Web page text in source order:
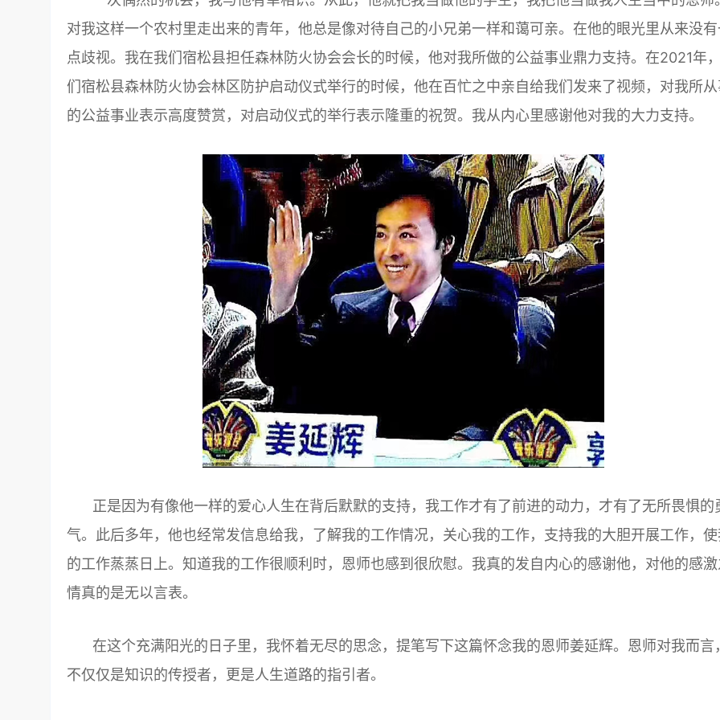
对我这样一个农村里走出来的青年，他总是像对待自己的小兄弟一样和蔼可亲。在他的眼光里从来没
点歧视。我在我们宿松县担任森林防火协会会长的时候，他对我所做的公益事业鼎力支持。在2021年
们宿松县森林防火协会林区防护启动仪式举行的时候，他在百忙之中亲自给我们发来了视频，对我所
的公益事业表示高度赞赏，对启动仪式的举行表示隆重的祝贺。我从内心里感谢他对我的大力支持。
正是因为有像他一样的爱心人生在背后默默的支持，我工作才有了前进的动力，才有了无所畏惧的
气。此后多年，他也经常发信息给我，了解我的工作情况，关心我的工作，支持我的大胆开展工作，
的工作蒸蒸日上。知道我的工作很顺利时，恩师也感到很欣慰。我真的发自内心的感谢他，对他的感激
情真的是无以言表。
在这个充满阳光的日子里，我怀着无尽的思念，提笔写下这篇怀念我的恩师姜延辉。恩师对我而言，
不仅仅是知识的传授者，更是人生道路的指引者。